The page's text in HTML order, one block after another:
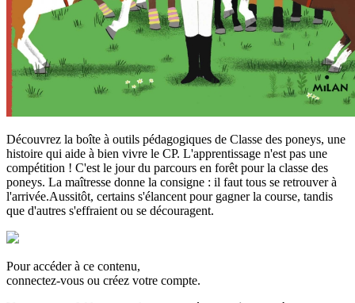
Découvrez la boîte à outils pédagogiques de Classe des poneys, une
histoire qui aide à bien vivre le CP. L'apprentissage n'est pas une
compétition ! C'est le jour du parcours en forêt pour la classe des
poneys. La maîtresse donne la consigne : il faut tous se retrouver à
l'arrivée.Aussitôt, certains s'élancent pour gagner la course, tandis
que d'autres s'effraient ou se découragent.
Pour accéder à ce contenu,
connectez-vous ou créez votre compte.